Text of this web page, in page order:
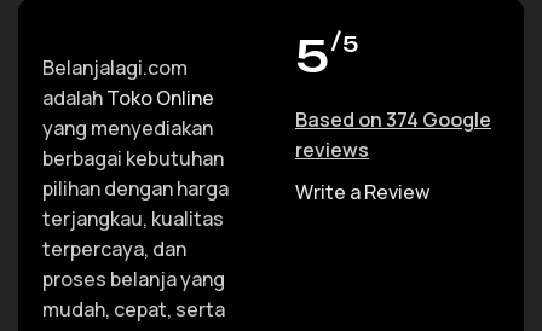
Belanjalagi.com
adalahToko Online
yang menyediakan
berbagai kebutuhan
pilihan dengan harga
terjangkau, kualitas
terpercaya, dan
proses belanja yang
mudah, cepat, serta
5/5
Based on 374 Google
reviews
Write a Review